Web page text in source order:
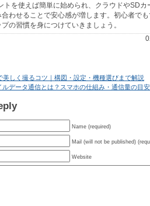
トを使えば簡単に始められ、クラウドやSDカ
わせることで安心感が増します。初心者で
の習慣を身につけていきましょう。
美しく撮るコツ｜構図・設定・機種選びまで解説
ルデータ通信とは？スマホの仕組み・通信量の目
Name (required)
Mail (will not be published)
Website